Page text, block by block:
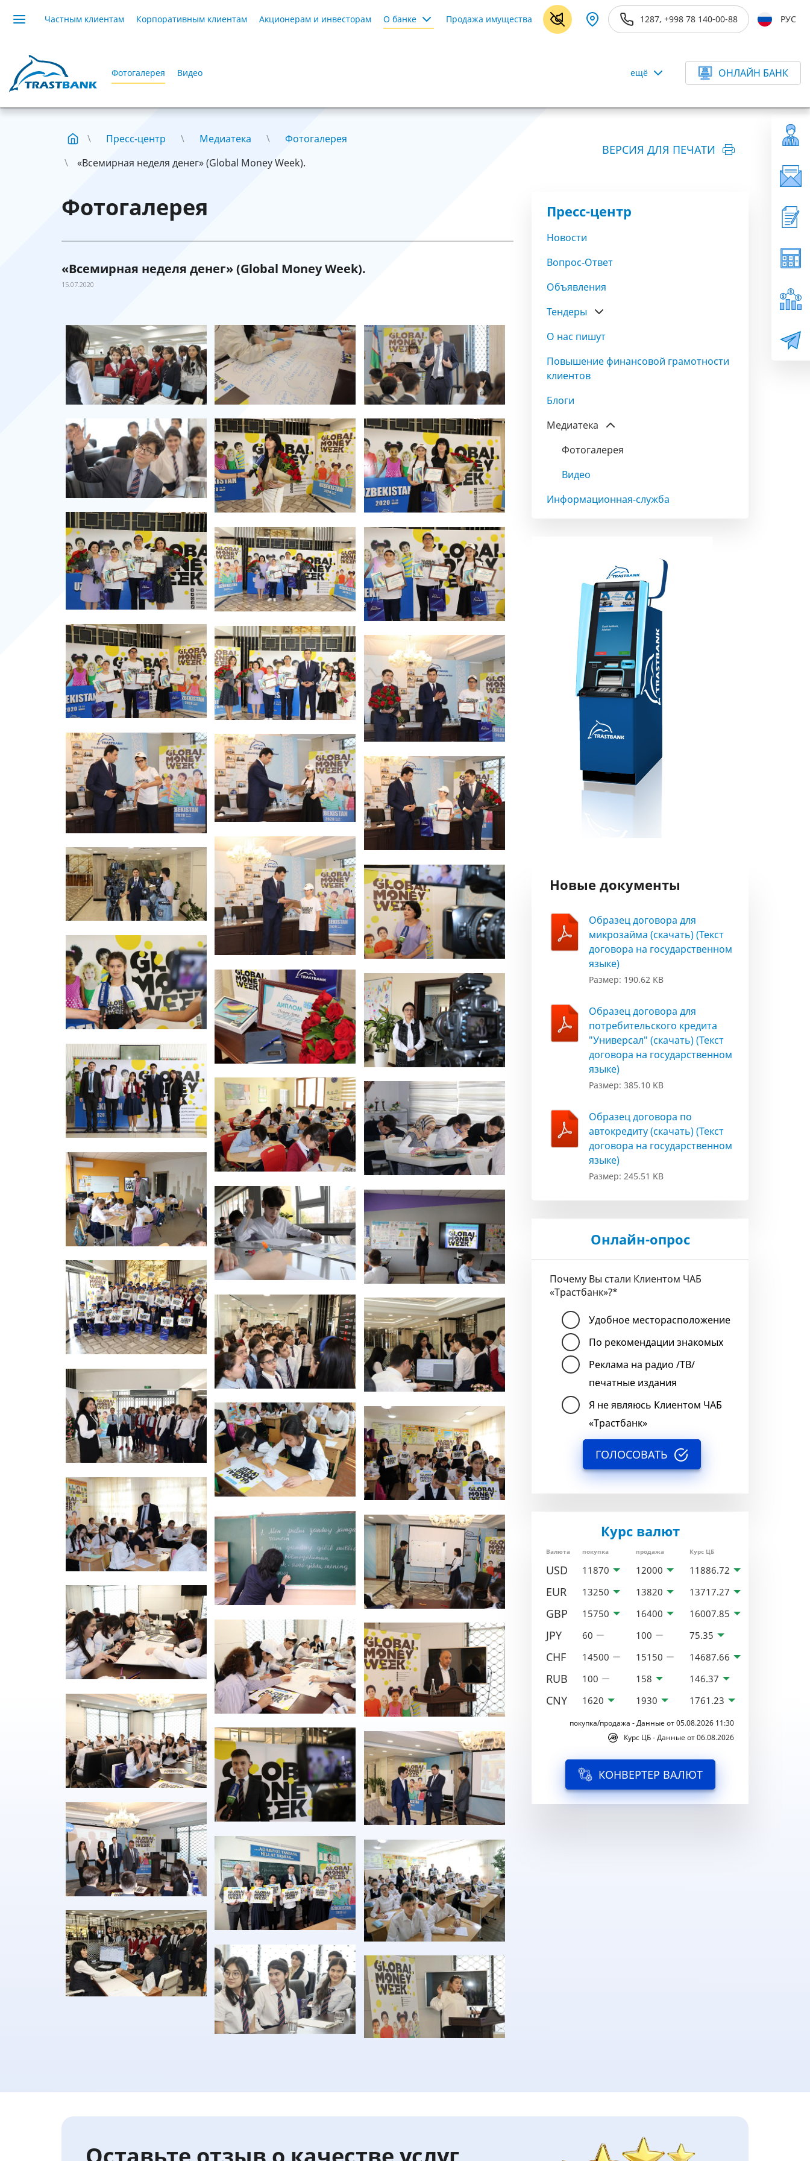
Частным клиентам Корпоративным клиентам Акционерам и инвесторам О банке Продажа имущества 1287, +998 78 140-00-88 РУС
Фотогалерея Видео ещё ОНЛАЙН БАНК
Пресс-центр Медиатека
Фотогалерея
«Всемирная неделя денег» (Global Money Week).
ВЕРСИЯ ДЛЯ ПЕЧАТИ
Фотогалерея
«Всемирная неделя денег» (Global Money Week).
15.07.2020
Пресс-центр
Новости
Вопрос-Ответ
Объявления
Тендеры
О нас пишут
Повышение финансовой грамотности
клиентов
Блоги
Медиатека
Фотогалерея
Видео
Информационная-служба
Новые документы
Образец договора для
микрозайма (скачать) (Текст
договора на государственном
языке)
Размер: 190.62 KB
Образец договора для
потребительского кредита
"Универсал" (скачать) (Текст
договора на государственном
языке)
Размер: 385.10 KB
Образец договора по
автокредиту (скачать) (Текст
договора на государственном
языке)
Размер: 245.51 KB
Онлайн-опрос
Почему Вы стали Клиентом ЧАБ
«Трастбанк»?*
Удобное месторасположение
По рекомендации знакомых
Реклама на радио /ТВ/
печатные издания
Я не являюсь Клиентом ЧАБ
«Трастбанк»
ГОЛОСОВАТЬ
Курс валют
Валюта покупка продажа Курс ЦБ
USD 11870 12000 11886.72
EUR 13250 13820 13717.27
GBP 15750 16400 16007.85
JPY 60 100 75.35
CHF 14500 15150 14687.66
RUB 100 158 146.37
CNY 1620 1930 1761.23
покупка/продажа - Данные от 05.08.2026 11:30
Курс ЦБ - Данные от 06.08.2026
КОНВЕРТЕР ВАЛЮТ